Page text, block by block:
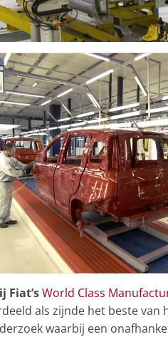
Fiat’sWorld Class
als zijnde het beste van
waarbij een